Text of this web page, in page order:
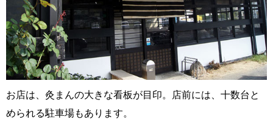
お店は、灸まんの大きな看板が目印。店前には、十数台と
められる駐車場もあります。